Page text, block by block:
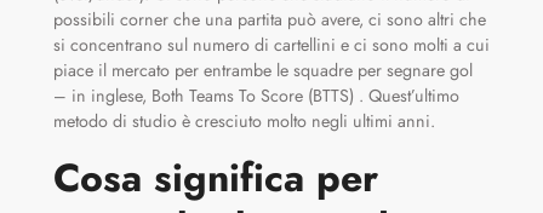
possibili corner che una partita può avere, ci sono altri che
si concentrano sul numero di cartellini e ci sono molti a cui
piace il mercato per entrambe le squadre per segnare gol
– in inglese, Both Teams To Score (BTTS) . Quest’ultimo
metodo di studio è cresciuto molto negli ultimi anni.
Cosa significa per